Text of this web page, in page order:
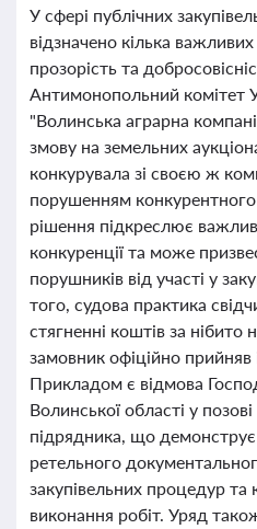
У сфері публічних
відзначено кілька
прозорість та
Антимонопольний комітет
"Волинська аграрна
змову на земельних
конкурувала зі своєю ж
порушенням
рішення підкреслює
конкуренції та може
порушників від участі у
того, судова практика
стягненні коштів за
замовник офіційно прийняв
Прикладом є відмова
Волинської області у
підрядника, що демонструє
ретельного
закупівельних процедур та
виконання робіт. Уряд